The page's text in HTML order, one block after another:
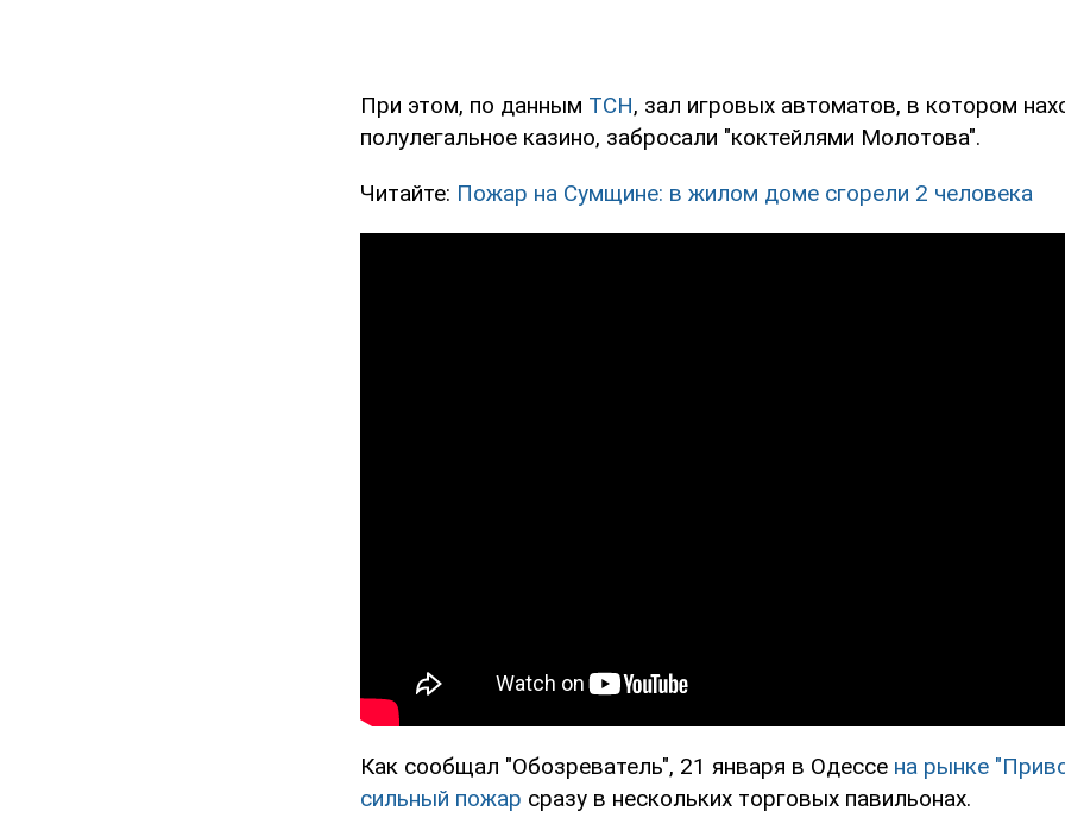
При этом, по данным ТСН, зал игровых автоматов, в котором
полулегальное казино, забросали "коктейлями Молотова".
Читайте: Пожар на Сумщине: в жилом доме сгорели 2 человека
Как сообщал "Обозреватель", 21 января в Одессе на рынке
сильный пожар сразу в нескольких торговых павильонах.